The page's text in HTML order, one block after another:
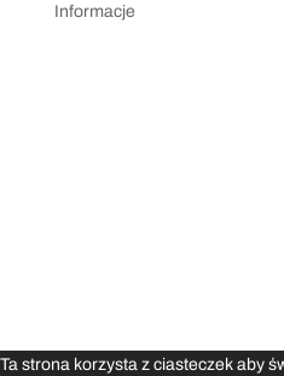
Informacje
Ta strona korzysta z ciasteczek aby